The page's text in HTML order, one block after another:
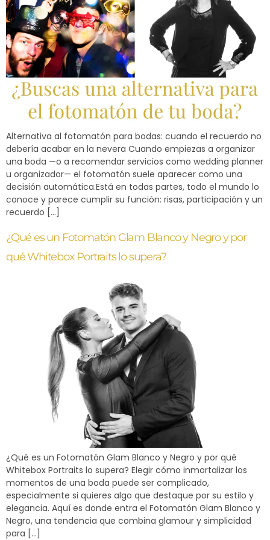
Alternativa al fotomatón para bodas: cuando el recuerdo no
debería acabar en la nevera Cuando empiezas a organizar
una boda —o a recomendar servicios como wedding planner
u organizador— el fotomatón suele aparecer como una
decisión automática.Está en todas partes, todo el mundo lo
conoce y parece cumplir su función: risas, participación y un
recuerdo […]
¿Qué es un Fotomatón Glam Blanco y Negro y por
qué Whitebox Portraits lo supera?
¿Qué es un Fotomatón Glam Blanco y Negro y por qué
Whitebox Portraits lo supera? Elegir cómo inmortalizar los
momentos de una boda puede ser complicado,
especialmente si quieres algo que destaque por su estilo y
elegancia. Aquí es donde entra el Fotomatón Glam Blanco y
Negro, una tendencia que combina glamour y simplicidad
para […]